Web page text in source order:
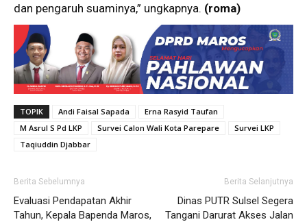
dan pengaruh suaminya,” ungkapnya. (roma)
TOPIK Andi Faisal Sapada
Erna Rasyid Taufan
M Asrul S Pd LKP
Survei Calon Wali Kota Parepare
Survei LKP
Taqiuddin Djabbar
Berita Sebelumnya
Evaluasi Pendapatan Akhir
Tahun, Kepala Bapenda Maros,
Berita Selanjutnya
Dinas PUTR Sulsel Segera
Tangani Darurat Akses Jalan